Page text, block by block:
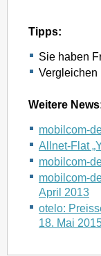
Tipps:
Sie haben
Vergleichen
Weitere
mobilcom-
Allnet-Flat
mobilcom-
mobilcom-
April 2013
otelo:
18. Mai